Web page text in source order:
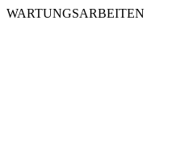
WARTUNGSARBEITEN